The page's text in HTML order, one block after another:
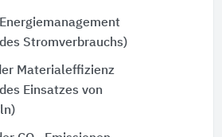
Stromverbrauchs)
Materialeffizienz
Einsatzes von